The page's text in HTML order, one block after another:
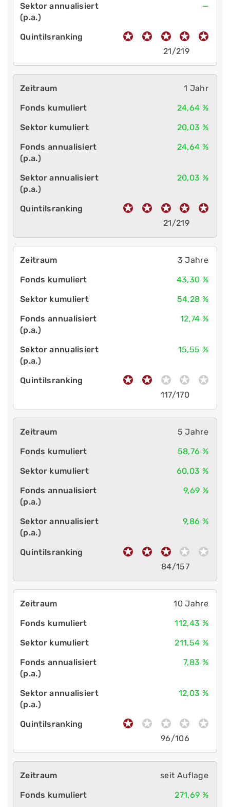
—
21/219
1 Jahr
24,64 %
20,03 %
24,64 %
20,03 %
21/219
3 Jahre
43,30 %
54,28 %
12,74 %
15,55 %
117/170
5 Jahre
58,76 %
60,03 %
9,69 %
9,86 %
84/157
10 Jahre
112,43 %
211,54 %
7,83 %
12,03 %
96/106
seit Auflage
271,69 %